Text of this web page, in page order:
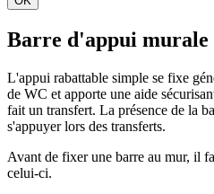
Barre d'appui murale
L'appui rabattable simple se fixe
de WC et apporte une aide
fait un transfert. La présence de la
s'appuyer lors des transferts.
Avant de fixer une barre au mur, il
celui-ci.